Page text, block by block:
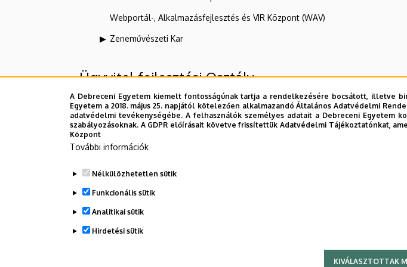
Webportál-, Alkalmazásfejlesztés és VIR Központ (WAV)
Zeneművészeti Kar
Ügyvitel-fejlesztési Osztály
Felettes szervezeti egységek
Számviteli Igazgatóság
Dolgozói adatmódosítás igénylése a DE telefonkönyvében
A Debreceni Egyetem kiemelt fontosságúnak tartja a rendelkezésére bocsátott, illetve
Egyetem a 2018. május 25. napjától kötelezően alkalmazandó Általános Adatvédelmi
adatvédelmi tevékenységébe. A felhasználók személyes adatait a Debreceni
szabályozásoknak. A GDPR előírásait követve frissítettük Adatvédelmi Tájékoztatónkat,
Központ
További információk
Nélkülözhetetlen sütik
Funkcionális sütik
Analitikai sütik
Hirdetési sütik
KIVÁLASZTOTTAK